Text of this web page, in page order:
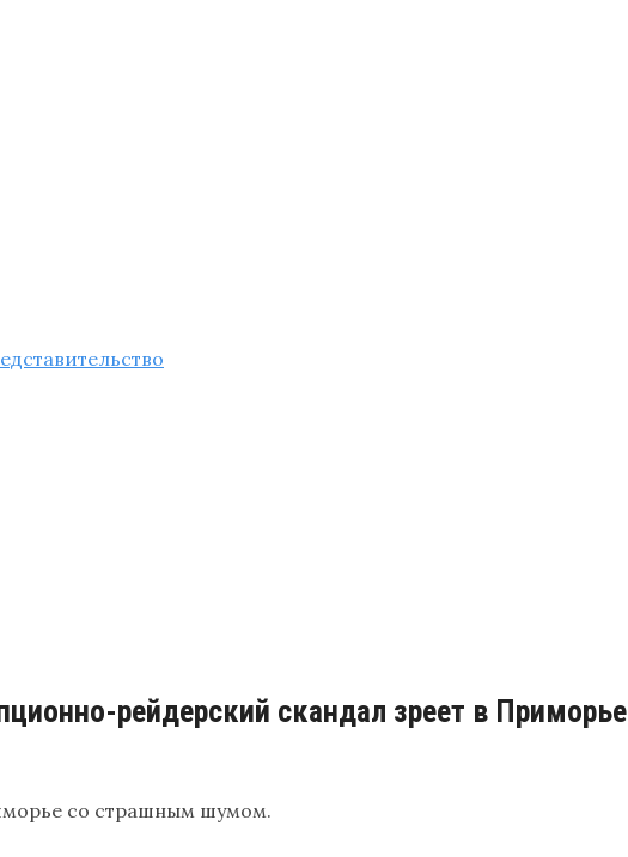
рейдерский скандал зреет в Приморье
со страшным шумом.